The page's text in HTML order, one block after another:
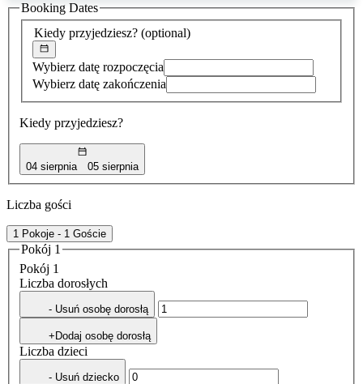
została
znaleziona
Kiedy przyjedziesz? (optional)
Wybierz datę rozpoczęcia
Wybierz datę zakończenia
Kiedy przyjedziesz?
04 sierpnia 05 sierpnia
Booking Dates
Liczba gości
1 Pokoje - 1 Goście
Pokój 1
Pokój 1
Liczba dorosłych
- Usuń osobę dorosłą
+Dodaj osobę dorosłą
Liczba dzieci
- Usuń dziecko